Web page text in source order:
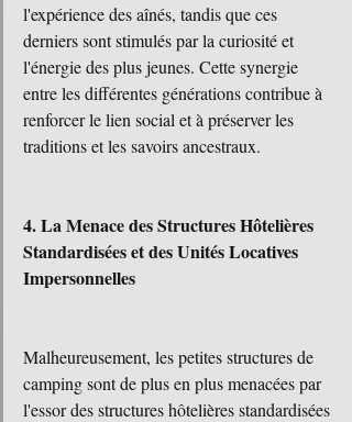
l'expérience des aînés, tandis que ces
derniers sont stimulés par la curiosité et
l'énergie des plus jeunes. Cette synergie
entre les différentes générations contribue à
renforcer le lien social et à préserver les
traditions et les savoirs ancestraux.
4. La Menace des Structures Hôtelières
Standardisées et des Unités Locatives
Impersonnelles
Malheureusement, les petites structures de
camping sont de plus en plus menacées par
l'essor des structures hôtelières standardisées